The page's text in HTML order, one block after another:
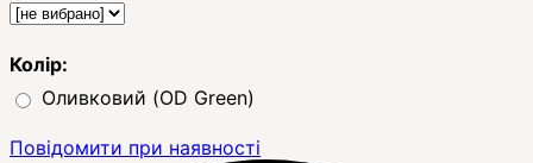
Колір:
Оливковий (OD Green)
Повідомити при наявності